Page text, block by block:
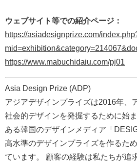
ウェブサイト等での紹介ページ：
https://asiadesignprize.com/
https://www.mabuchidaiu.com/pj01
Asia Design Prize (ADP)
アジアデザインプライズは2016年、
社会的デザインを発掘するために始
ある韓国のデザインメディア「
高水準のデザインプライズを作るた
ています。 顧客の経験は私たちが追